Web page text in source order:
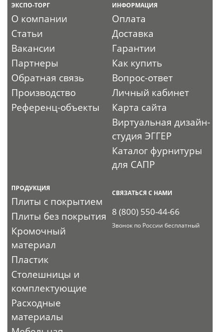
ЭКСПО-ТОРГ
О компании
Статьи
Вакансии
Партнеры
Обратная связь
Производство
Референц-объекты
ИНФОРМАЦИЯ
Оплата
Доставка
Гарантии
Как купить
Вопрос-ответ
Личный кабинет
Карта сайта
Виртуальная дизайн-
студия ЭГГЕР
Каталог фурнитуры
для САПР
ПРОДУКЦИЯ
Плиты с покрытием
Плиты без покрытия
Кромочный
материал
Пластик
Столешницы и
комплектующие
Расходные
материалы
СВЯЗАТЬСЯ С НАМИ
8 (800) 550-44-66
Звонок по России бесплатный